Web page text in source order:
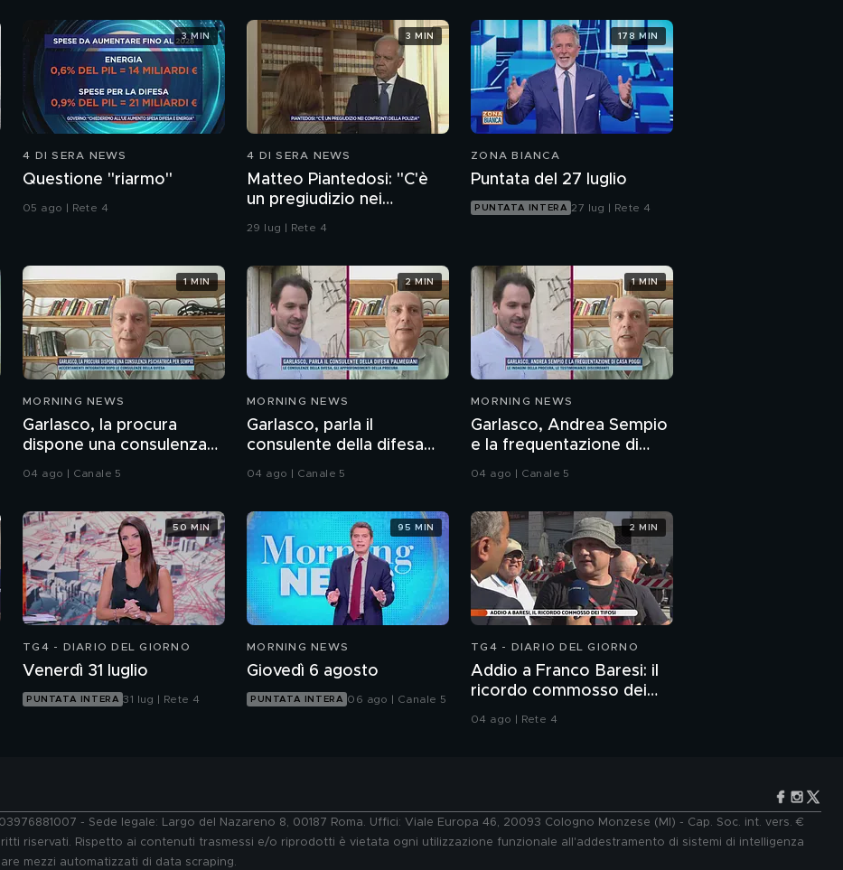
4 DI SERA NEWS
Questione "riarmo"
05 ago | Rete 4
3 MIN
4 DI SERA NEWS
Matteo Piantedosi: "C'è
un pregiudizio nei
confronti della polizia"
29 lug | Rete 4
3 MIN
ZONA BIANCA
Puntata del 27 luglio
PUNTATA INTERA 27 lug | Rete 4
178 MIN
MORNING NEWS
Garlasco, la procura
dispone una consulenza
psichiatrica per Sempio
04 ago | Canale 5
1 MIN
MORNING NEWS
Garlasco, parla il
consulente della difesa
Palmegiani
04 ago | Canale 5
2 MIN
MORNING NEWS
Garlasco, Andrea Sempio
e la frequentazione di
casa Poggi
04 ago | Canale 5
1 MIN
TG4 - DIARIO DEL GIORNO
Venerdì 31 luglio
PUNTATA INTERA 31 lug | Rete 4
50 MIN
MORNING NEWS
Giovedì 6 agosto
PUNTATA INTERA 06 ago | Canale 5
95 MIN
TG4 - DIARIO DEL GIORNO
Addio a Franco Baresi: il
ricordo commosso dei
04 ago | Rete 4
2 MIN
- Sede legale: Largo del Nazareno 8, 00187 Roma. Uffici: Viale Europa 46, 20093 Cologno Monzese (MI) - Cap. Soc. int. vers. €
riservati. Rispetto ai contenuti trasmessi e/o riprodotti è vietata ogni utilizzazione funzionale all'addestramento di sistemi di intelligenza
mezzi automatizzati di data scraping.